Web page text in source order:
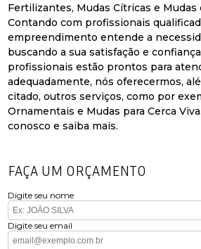
Fertilizantes, Mudas Cítricas e Mudas
Contando com profissionais
empreendimento entende a
buscando a sua satisfação e
profissionais estão prontos para
adequadamente, nós oferecermos,
citado, outros serviços, como por
Ornamentais e Mudas para Cerca
conosco e saiba mais.
FAÇA UM ORÇAMENTO
Digite seu nome
Digite seu email